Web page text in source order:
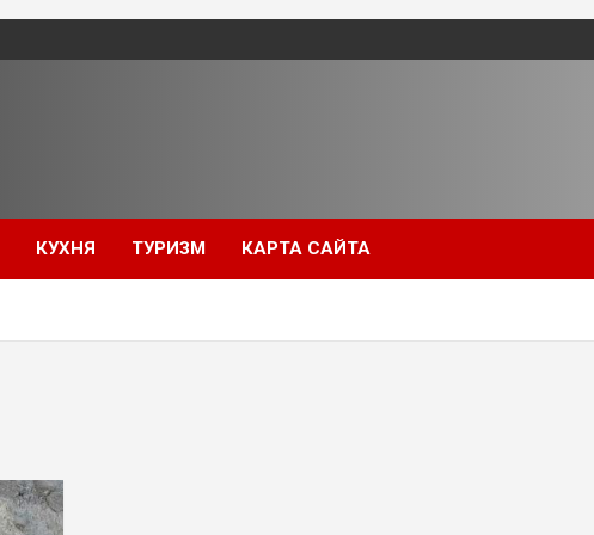
КУХНЯ ТУРИЗМ КАРТА САЙТА